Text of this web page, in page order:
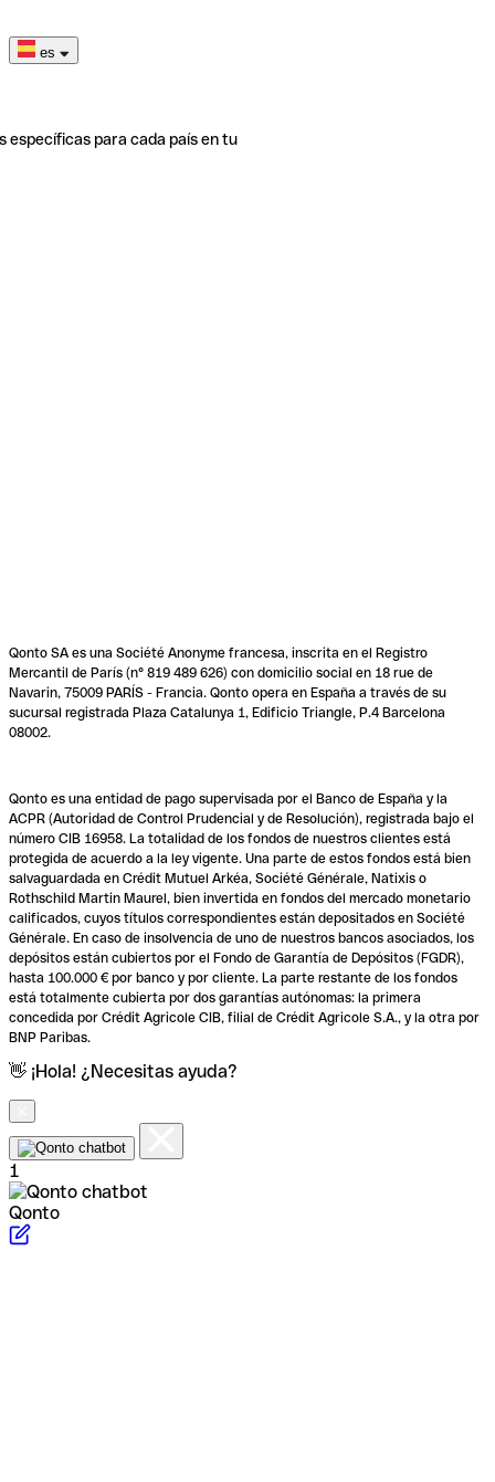
es
específicas para cada país en tu
Qonto SA es una Société Anonyme francesa, inscrita en el Registro
Mercantil de París (n° 819 489 626) con domicilio social en 18 rue de
Navarin, 75009 PARÍS - Francia. Qonto opera en España a través de su
sucursal registrada Plaza Catalunya 1, Edificio Triangle, P.4 Barcelona
08002.
Qonto es una entidad de pago supervisada por el Banco de España y la
ACPR (Autoridad de Control Prudencial y de Resolución), registrada bajo el
número CIB 16958. La totalidad de los fondos de nuestros clientes está
protegida de acuerdo a la ley vigente. Una parte de estos fondos está bien
salvaguardada en Crédit Mutuel Arkéa, Société Générale, Natixis o
Rothschild Martin Maurel, bien invertida en fondos del mercado monetario
calificados, cuyos títulos correspondientes están depositados en Société
Générale. En caso de insolvencia de uno de nuestros bancos asociados, los
depósitos están cubiertos por el Fondo de Garantía de Depósitos (FGDR),
hasta 100.000 € por banco y por cliente. La parte restante de los fondos
está totalmente cubierta por dos garantías autónomas: la primera
concedida por Crédit Agricole CIB, filial de Crédit Agricole S.A., y la otra por
BNP Paribas.
👋 ¡Hola! ¿Necesitas ayuda?
1
Qonto